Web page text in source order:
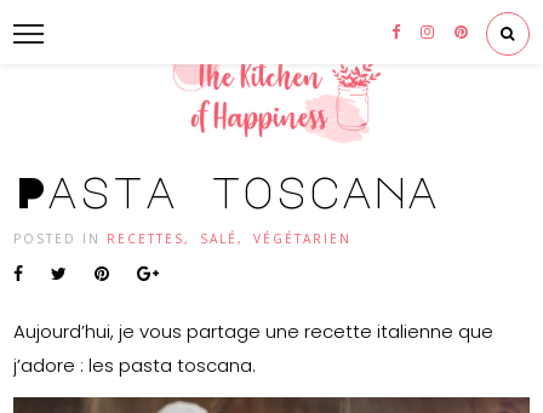
Pasta toscana
POSTED IN RECETTES, SALÉ, VÉGÉTARIEN
Aujourd’hui, je vous partage une recette italienne que
j’adore : les pasta toscana.